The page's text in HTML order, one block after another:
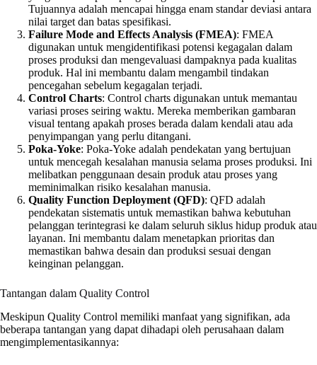
Tujuannya adalah mencapai hingga enam standar deviasi antara
nilai target dan batas spesifikasi.
Failure Mode and Effects Analysis (FMEA): FMEA
digunakan untuk mengidentifikasi potensi kegagalan dalam
proses produksi dan mengevaluasi dampaknya pada kualitas
produk. Hal ini membantu dalam mengambil tindakan
pencegahan sebelum kegagalan terjadi.
Control Charts: Control charts digunakan untuk memantau
variasi proses seiring waktu. Mereka memberikan gambaran
visual tentang apakah proses berada dalam kendali atau ada
penyimpangan yang perlu ditangani.
Poka-Yoke: Poka-Yoke adalah pendekatan yang bertujuan
untuk mencegah kesalahan manusia selama proses produksi. Ini
melibatkan penggunaan desain produk atau proses yang
meminimalkan risiko kesalahan manusia.
Quality Function Deployment (QFD): QFD adalah
pendekatan sistematis untuk memastikan bahwa kebutuhan
pelanggan terintegrasi ke dalam seluruh siklus hidup produk atau
layanan. Ini membantu dalam menetapkan prioritas dan
memastikan bahwa desain dan produksi sesuai dengan
keinginan pelanggan.
Tantangan dalam Quality Control
Meskipun Quality Control memiliki manfaat yang signifikan, ada
beberapa tantangan yang dapat dihadapi oleh perusahaan dalam
mengimplementasikannya: